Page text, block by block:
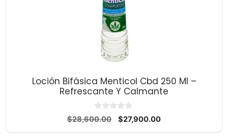
Loción Bifásica Menticol Cbd 250 Ml –
Refrescante Y Calmante
0
d
$28,600.00
El
$27,900.00El